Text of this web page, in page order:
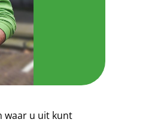
waar u uit kunt